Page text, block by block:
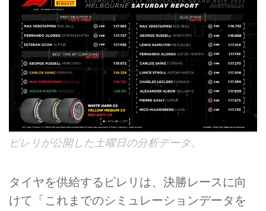
ピレリが公開した土曜日の分析データ。
タイヤを供給するピレリは、決勝レースに向
けて「これまでのシミュレーションデータを